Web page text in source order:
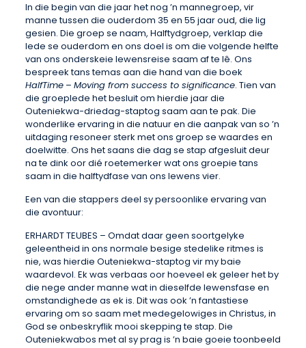
In die begin van die jaar het nog ’n mannegroep, vir
manne tussen die ouderdom 35 en 55 jaar oud, die lig
gesien. Die groep se naam, Halftydgroep, verklap die
lede se ouderdom en ons doel is om die volgende helfte
van ons onderskeie lewensreise saam af te lê. Ons
bespreek tans temas aan die hand van die boek
HalfTime– Moving from success to significance. Tien van
die groeplede het besluit om hierdie jaar die
Outeniekwa-driedag-staptog saam aan te pak. Die
wonderlike ervaring in die natuur en die aanpak van so ’n
uitdaging resoneer sterk met ons groep se waardes en
doelwitte. Ons het saans die dag se stap afgesluit deur
na te dink oor dié roetemerker wat ons groepie tans
saam in die halftydfase van ons lewens vier.
Een van die stappers deel sy persoonlike ervaring van
die avontuur:
ERHARDT TEUBES – Omdat daar geen soortgelyke
geleentheid in ons normale besige stedelike ritmes is
nie, was hierdie Outeniekwa-staptog vir my baie
waardevol. Ek was verbaas oor hoeveel ek geleer het by
die nege ander manne wat in dieselfde lewensfase en
omstandighede as ek is. Dit was ook ’n fantastiese
ervaring om so saam met medegelowiges in Christus, in
God se onbeskryflik mooi skepping te stap. Die
Outeniekwabos met al sy prag is ’n baie goeie toonbeeld